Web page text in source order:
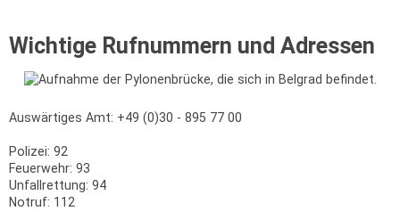
Wichtige Rufnummern und Adressen
Auswärtiges Amt: +49 (0)30 - 895 77 00
Polizei: 92
Feuerwehr: 93
Unfallrettung: 94
Notruf: 112